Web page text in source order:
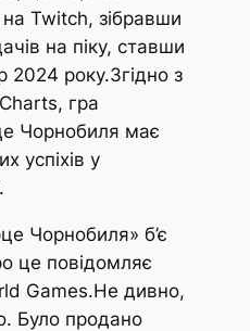
на Twitch, зібравши
на піку, ставши
2024 року.Згідно з
гра
Чорнобиля має
успіхів у
Чорнобиля» б’є
це повідомляє
Games.Не дивно,
Було продано